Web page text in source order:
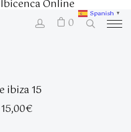
0
Online
ibiza 15
El
15,00€
Spanish ▼